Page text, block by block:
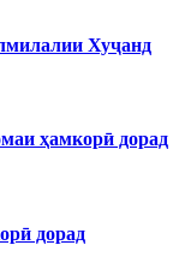
Хуҷанд
ҳамкорӣ дорад
дорад